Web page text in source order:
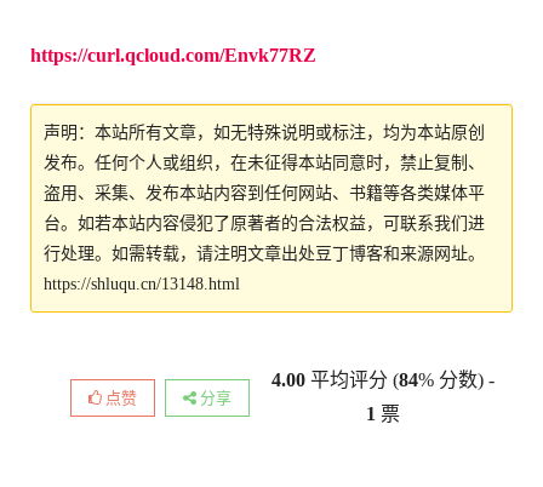
https://curl.qcloud.com/Envk77RZ
声明：本站所有文章，如无特殊说明或标注，均为本站原创
发布。任何个人或组织，在未征得本站同意时，禁止复制、
盗用、采集、发布本站内容到任何网站、书籍等各类媒体平
台。如若本站内容侵犯了原著者的合法权益，可联系我们进
行处理。如需转载，请注明文章出处豆丁博客和来源网址。
https://shluqu.cn/13148.html
点赞 分享
4.00 平均评分 (84% 分数) -
1 票